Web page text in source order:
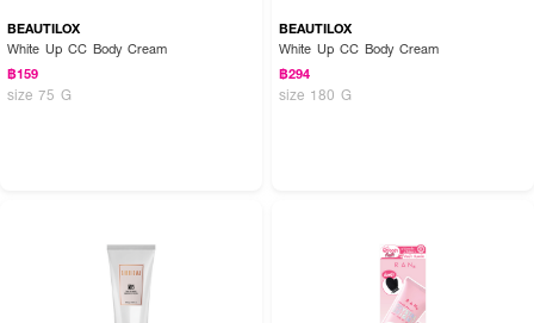
How to Use :
BEAUTILOX
White Up CC Body Cream
฿159
size 75 G
BEAUTILOX
White Up CC Body Cream
฿294
size 180 G